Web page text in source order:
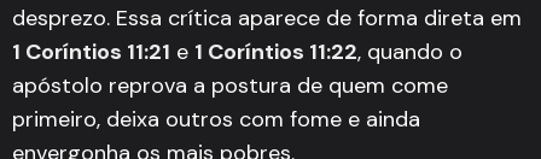
desprezo. Essa crítica aparece de forma direta em
1 Coríntios 11:21 e 1 Coríntios 11:22, quando o
apóstolo reprova a postura de quem come
primeiro, deixa outros com fome e ainda
envergonha os mais pobres.